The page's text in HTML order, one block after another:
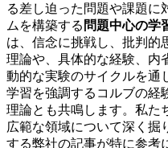
る差し迫った問題や課題に
ムを構築する 問題中心の学
は、信念に挑戦し、批判的
理論や、具体的な経験、内
動的な実験のサイクルを通
学習を強調するコルブの経
理論とも共鳴します。私た
広範な領域について深く掘
する弊社の記事が特に参考